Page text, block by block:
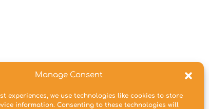
Manage Consent
experiences, we use technologies like cookies to store
information. Consenting to these technologies will